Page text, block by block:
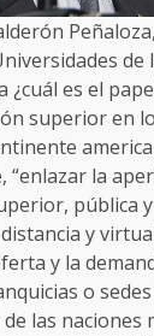
de
¿cuál es el
superior en
“enlazar la
pública
y
y la
o
las naciones